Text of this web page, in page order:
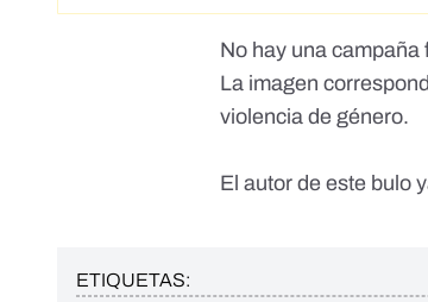
No hay una
La imagen
violencia de género.
El autor de este bulo
ETIQUETAS: